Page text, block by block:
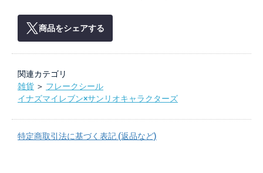
商品をシェアする
関連カテゴリ
雑貨 ＞ フレークシール
イナズマイレブン×サンリオキャラクターズ
特定商取引法に基づく表記 (返品など)